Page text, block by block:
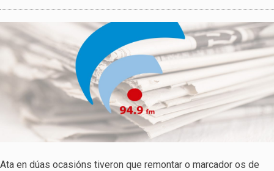
Ata en dúas ocasións tiveron que remontar o marcador os de